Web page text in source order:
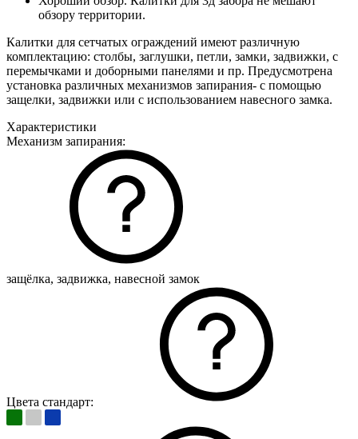
обзору территории.
Калитки для сетчатых ограждений имеют различную
комплектацию: столбы, заглушки, петли, замки, задвижки, с
перемычками и доборными панелями и пр. Предусмотрена
установка различных механизмов запирания- с помощью
защелки, задвижки или с использованием навесного замка.
Характеристики
Механизм запирания:
защёлка, задвижка, навесной замок
Цвета стандарт: